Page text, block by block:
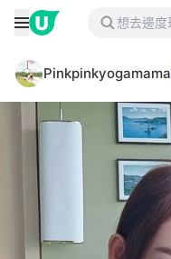
Pinkpinkyogamama